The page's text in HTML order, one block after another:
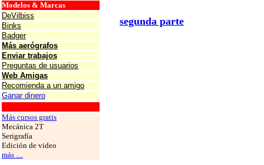
Modelos & Marcas
DeVilbiss
Binks
Badger
Más aerógrafos
Enviar trabajos
Preguntas de usuarios
Web Amigas
Recomienda a un amigo
Ganar dinero
Más cursos gratis
Mecánica 2T
Serigrafía
Edición de video
más ....
segunda parte